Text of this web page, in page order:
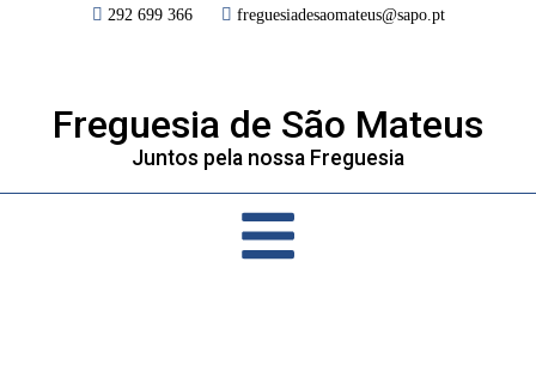
Freguesia de São Mateus
Juntos pela nossa Freguesia
292 699 366 freguesiadesaomateus@sapo.pt